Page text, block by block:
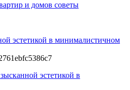
и домов советы
эстетикой в минималистичном
эстетикой в